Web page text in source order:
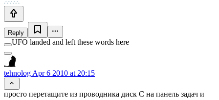
Reply
UFO landed and left these words here
tehnolog Apr 6 2010 at 20:15
просто перетащите из проводника диск С на панель задач и